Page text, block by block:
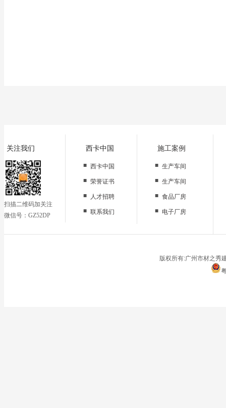
关注我们
扫描二维码加关注
微信号：GZ52DP
西卡中国
■ 西卡中国
■ 荣誉证书
■
人才招聘
■ 联系我们
施工案例
■ 生产车间
■ 生产车间
■ 食品厂房
■ 电子厂房
停车场
版权所有:广州市材之